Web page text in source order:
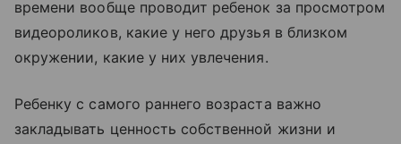
времени вообще проводит ребенок за просмотром
видеороликов, какие у него друзья в близком
окружении, какие у них увлечения.
Ребенку с самого раннего возраста важно
закладывать ценность собственной жизни и